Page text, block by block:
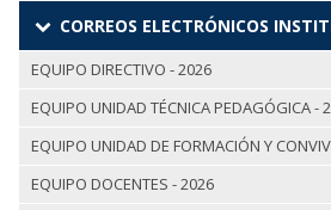
CORREOS ELECTRÓNICOS
EQUIPO DIRECTIVO - 2026
EQUIPO UNIDAD TÉCNICA PEDAGÓGICA -
EQUIPO UNIDAD DE FORMACIÓN Y
EQUIPO DOCENTES - 2026